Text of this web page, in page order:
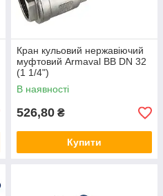
Кран кульовий нержавіючий
муфтовий Armaval ВВ DN 32
(1 1/4")
В наявності
526,80 ₴
Купити